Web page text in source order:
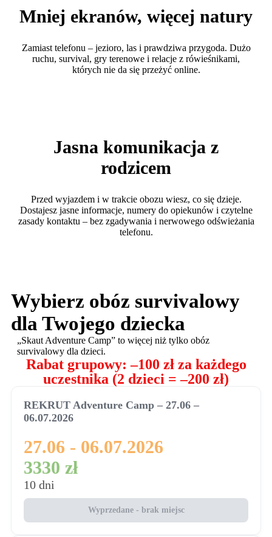
Mniej ekranów, więcej natury
Zamiast telefonu – jezioro, las i prawdziwa przygoda. Dużo
ruchu, survival, gry terenowe i relacje z rówieśnikami,
których nie da się przeżyć online.
Jasna komunikacja z
rodzicem
Przed wyjazdem i w trakcie obozu wiesz, co się dzieje.
Dostajesz jasne informacje, numery do opiekunów i czytelne
zasady kontaktu – bez zgadywania i nerwowego odświeżania
telefonu.
Wybierz obóz survivalowy
dla Twojego dziecka
„Skaut Adventure Camp” to więcej niż tylko obóz
survivalowy dla dzieci.
Rabat grupowy: –100 zł za każdego
uczestnika (2 dzieci = –200 zł)
REKRUT Adventure Camp – 27.06 –
06.07.2026
27.06 - 06.07.2026
3330 zł
10 dni
Wyprzedane - brak miejsc